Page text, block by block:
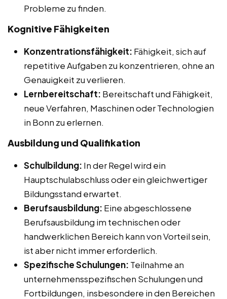
Probleme zu finden.
Kognitive Fähigkeiten
Konzentrationsfähigkeit: Fähigkeit, sich auf
repetitive Aufgaben zu konzentrieren, ohne an
Genauigkeit zu verlieren.
Lernbereitschaft: Bereitschaft und Fähigkeit,
neue Verfahren, Maschinen oder Technologien
in Bonn zu erlernen.
Ausbildung und Qualifikation
Schulbildung: In der Regel wird ein
Hauptschulabschluss oder ein gleichwertiger
Bildungsstand erwartet.
Berufsausbildung: Eine abgeschlossene
Berufsausbildung im technischen oder
handwerklichen Bereich kann von Vorteil sein,
ist aber nicht immer erforderlich.
Spezifische Schulungen: Teilnahme an
unternehmensspezifischen Schulungen und
Fortbildungen, insbesondere in den Bereichen